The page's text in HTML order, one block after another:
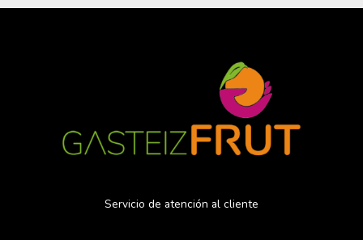
Servicio de atención al cliente